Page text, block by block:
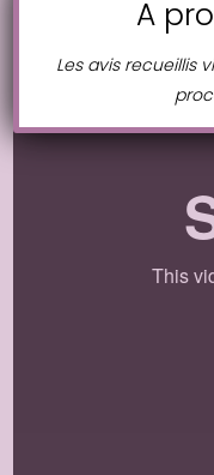
A
Les avis recueillis